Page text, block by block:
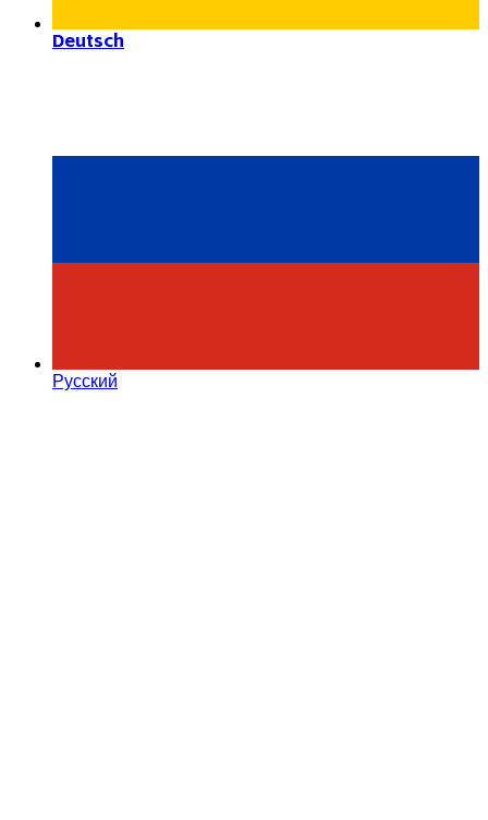
Deutsch
Русский